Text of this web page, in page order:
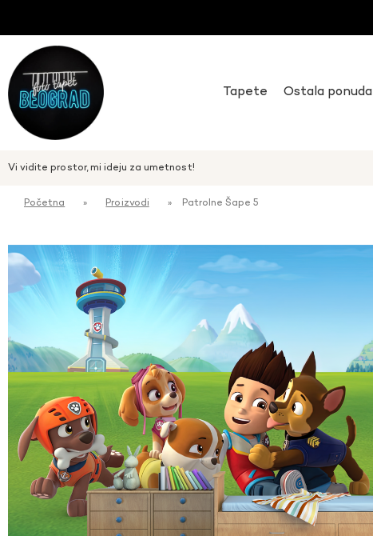
Tapete Ostala ponuda
Vi vidite prostor, mi ideju za umetnost!
Početna » Proizvodi » Patrolne Šape 5